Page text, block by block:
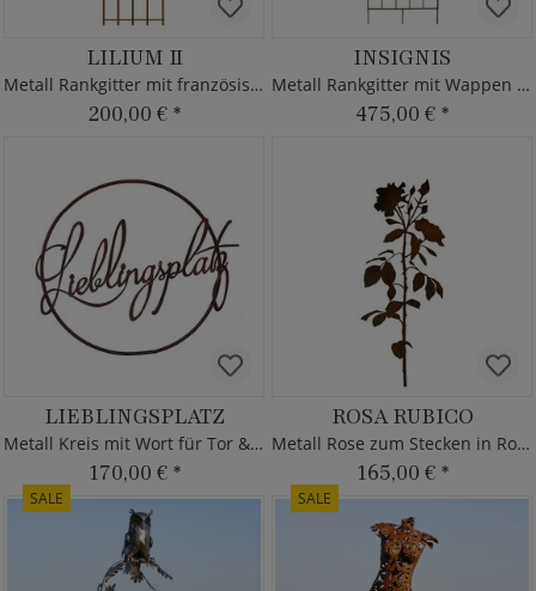
LILIUM II
Metall Rankgitter mit französischer Lilie
200,00 € *
INSIGNIS
Metall Rankgitter mit Wappen - Rost
475,00 € *
LIEBLINGSPLATZ
Metall Kreis mit Wort für Tor & Tür - Rost
170,00 € *
ROSA RUBICO
Metall Rose zum Stecken in Rost Optik
165,00 € *
SALE SALE